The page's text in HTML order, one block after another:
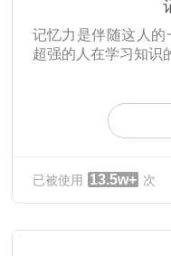
记忆力是伴随这人
超强的人在学习知识
已被使用 13.5w+ 次